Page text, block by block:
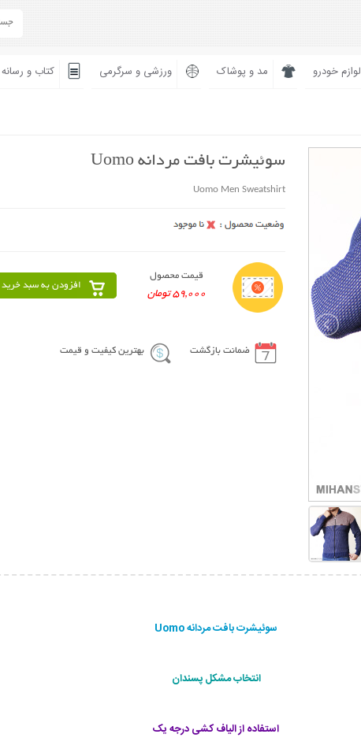
لوازم خودرو مد و پوشاک ورزشی و سرگرمی کتاب و رسانه
سوئیشرت بافت مردانه Uomo
Uomo Men Sweatshirt
قیمت محصول
59,000 تومان
افزودن به سبد خرید
ضمانت بازگشت بهترین کیفیت و قیمت
سوئیشرت بافت مردانه Uomo
انتخاب مشکل پسندان
استفاده از الیاف کشی درجه یک